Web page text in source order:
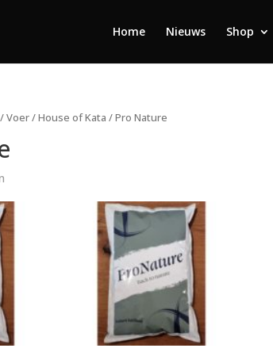
Home Nieuws Shop
/Voer/House of Kata / Pro Nature